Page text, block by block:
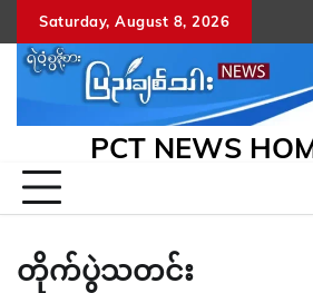
to
content
Saturday, August 8, 2026
PCT NEWS
တိုက်ပွဲသတင်း